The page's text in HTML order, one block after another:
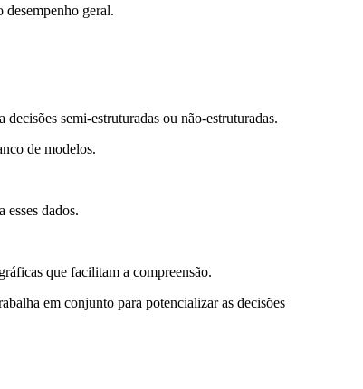
geral.
semi-estruturadas ou não-estruturadas.
de modelos.
dados.
que facilitam a compreensão.
em conjunto para potencializar as decisões